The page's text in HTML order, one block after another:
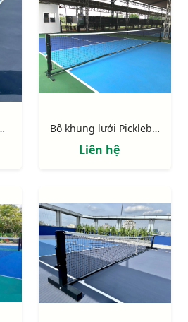
và Tennis Bộ khung lưới Pickleball luyện tập
Liên hệ